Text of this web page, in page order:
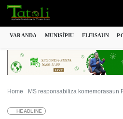
VARANDA MUNISÍPIU ELEISAUN
Home MS responsabiliza komemorasaun
HEADLINE